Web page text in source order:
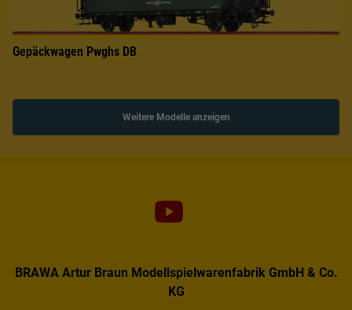
Gepäckwagen Pwghs DB
Weitere Modelle anzeigen
BRAWA Artur Braun Modellspielwarenfabrik GmbH & Co.
KG